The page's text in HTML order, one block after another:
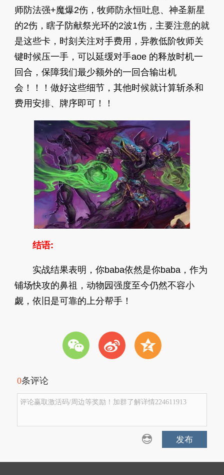
师防法强+魔爆2伤，牧师防永恒吐息、神圣新星
的2伤，瞎子防献祭光环的2波1伤，主要注意的就
是这些卡，时刻关注对手费用，异教低阶牧师关
键时候压一手，可以延缓对手aoe 的释放时机一
回合，保障我们最少额外的一回合输出机
会！！！做好这些细节，其他时候就计算斩杀和
费用安排、牌序即可！！
结语:
实战结果表明，你baba依然是你baba，作为
铺场快攻的鼻祖，动物园强度至今仍然不容小
觑，依旧是可靠的上分帮手！
w t z
0条评论
评论赢取激活码/周边等奖励！加群了解详情224611913
发布